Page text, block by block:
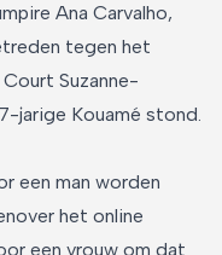
Ana Carvalho,
tegen het
Suzanne-
jarige Kouamé stond.
een man worden
het online
een vrouw om dat